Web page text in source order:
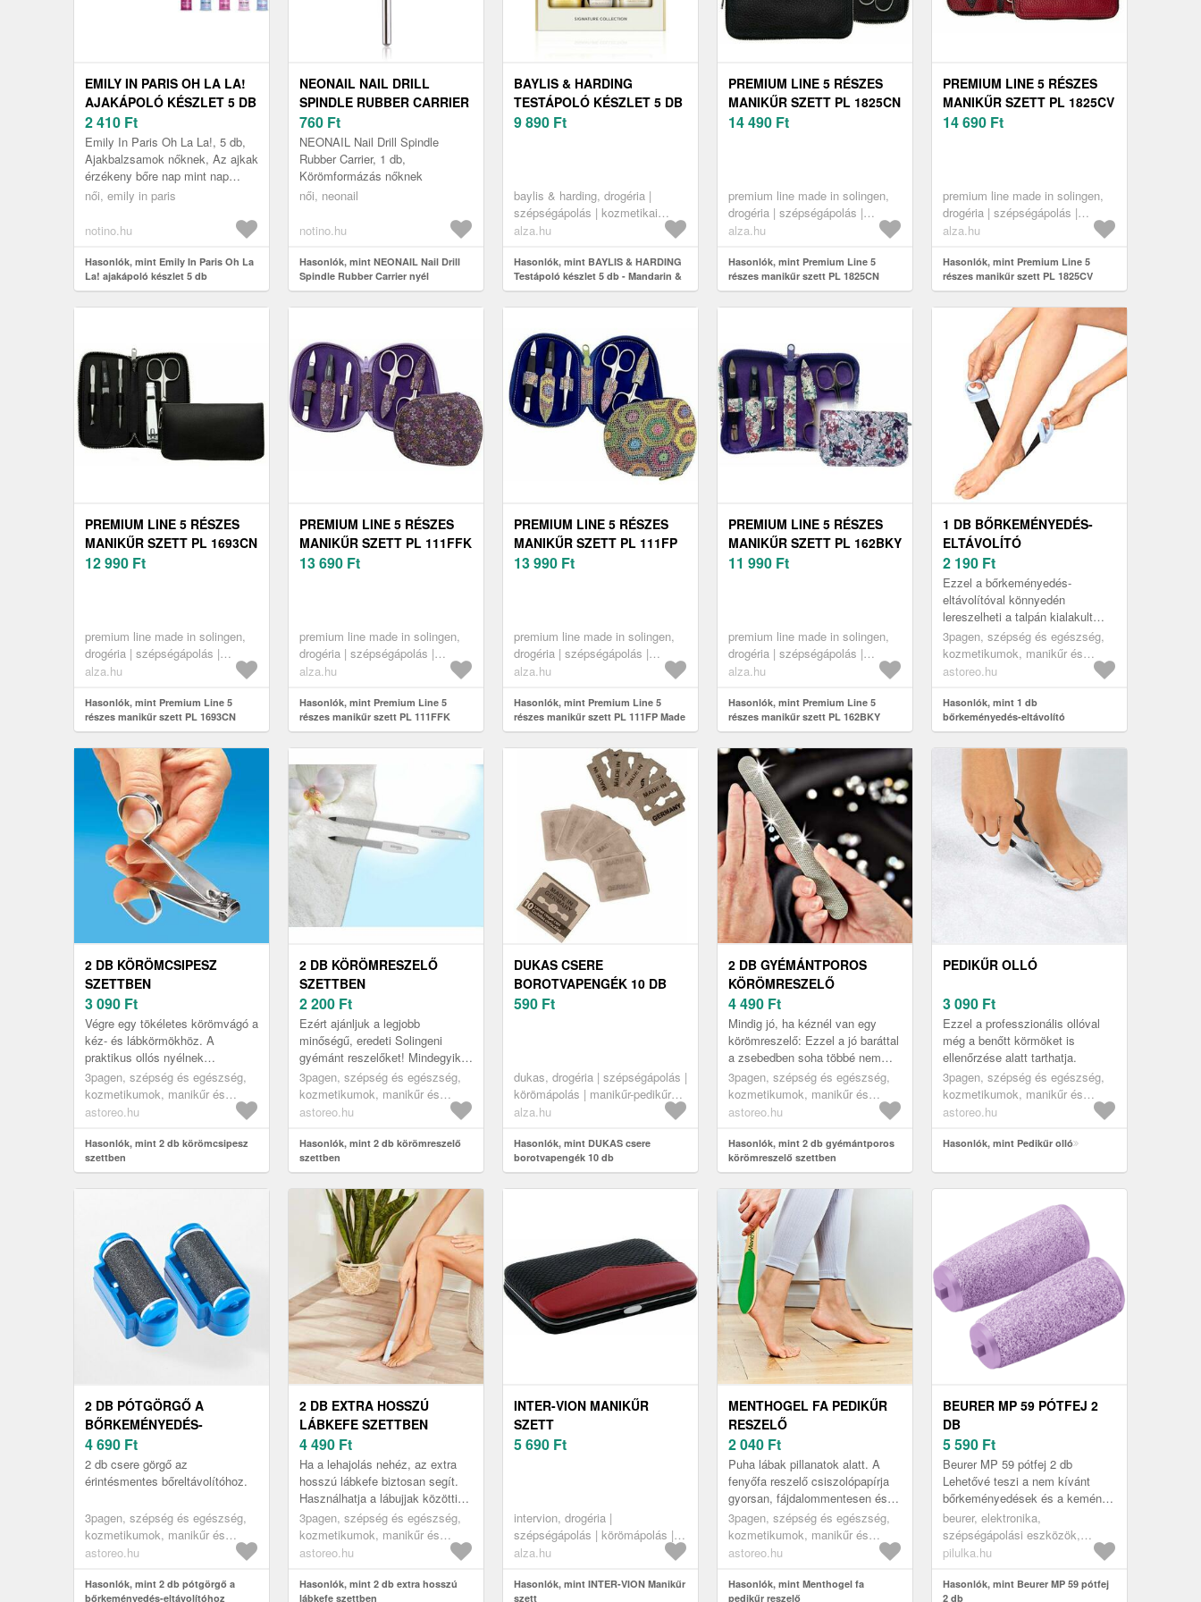
EMILY IN PARIS OH LA LA!
AJAKÁPOLÓ KÉSZLET 5 DB
2 410 Ft
Emily In Paris Oh La La!, 5 db,
Ajakbalzsamok nőknek, Az ajkak
érzékeny bőre nap mint nap
különféle igénybevételnek van
női, emily in paris
notino.hu
Hasonlók, mint Emily In Paris Oh La
La! ajakápoló készlet 5 db
NEONAIL NAIL DRILL
SPINDLE RUBBER CARRIER
NYÉL KÖRÖMCSISZOLÓ
GÉPHEZ MÉRET 10 MM 1 DB
760 Ft
NEONAIL Nail Drill Spindle
Rubber Carrier, 1 db,
Körömformázás nőknek
női, neonail
notino.hu
Hasonlók, mint NEONAIL Nail Drill
Spindle Rubber Carrier nyél
körömcsiszoló géphez méret 10 mm
1 db
BAYLIS & HARDING
TESTÁPOLÓ KÉSZLET 5 DB
- MANDARIN & GRAPEFRUIT
9 890 Ft
baylis & harding, drogéria |
szépségápolás | kozmetikai
szettek
alza.hu
Hasonlók, mint BAYLIS & HARDING
Testápoló készlet 5 db - Mandarin &
grapefruit
PREMIUM LINE 5 RÉSZES
MANIKŰR SZETT PL 1825CN
MADE IN SOLINGEN
14 490 Ft
premium line made in solingen,
drogéria | szépségápolás |
körömápolás | manikűr-pedikűr
alza.hu
Hasonlók, mint Premium Line 5
részes manikűr szett PL 1825CN
Made in Solingen
PREMIUM LINE 5 RÉSZES
MANIKŰR SZETT PL 1825CV
MADE IN SOLINGEN
14 690 Ft
premium line made in solingen,
drogéria | szépségápolás |
körömápolás | manikűr-pedikűr
alza.hu
Hasonlók, mint Premium Line 5
részes manikűr szett PL 1825CV
Made in Solingen
PREMIUM LINE 5 RÉSZES
MANIKŰR SZETT PL 1693CN
MADE IN SOLINGEN
12 990 Ft
premium line made in solingen,
drogéria | szépségápolás |
körömápolás | manikűr-pedikűr
alza.hu
Hasonlók, mint Premium Line 5
részes manikűr szett PL 1693CN
Made in Solingen
PREMIUM LINE 5 RÉSZES
MANIKŰR SZETT PL 111FFK
MADE IN SOLINGEN
13 690 Ft
premium line made in solingen,
drogéria | szépségápolás |
körömápolás | manikűr-pedikűr
alza.hu
Hasonlók, mint Premium Line 5
részes manikűr szett PL 111FFK
Made in Solingen
PREMIUM LINE 5 RÉSZES
MANIKŰR SZETT PL 111FP
MADE IN SOLINGEN
13 990 Ft
premium line made in solingen,
drogéria | szépségápolás |
körömápolás | manikűr-pedikűr
alza.hu
Hasonlók, mint Premium Line 5
részes manikűr szett PL 111FP Made
in Solingen
PREMIUM LINE 5 RÉSZES
MANIKŰR SZETT PL 162BKY
MADE IN SOLINGEN
11 990 Ft
premium line made in solingen,
drogéria | szépségápolás |
körömápolás | manikűr-pedikűr
alza.hu
Hasonlók, mint Premium Line 5
részes manikűr szett PL 162BKY
Made in Solingen
1 DB BŐRKEMÉNYEDÉS-
ELTÁVOLÍTÓ
2 190 Ft
Ezzel a bőrkeményedés-
eltávolítóval könnyedén
lereszelheti a talpán kialakult
bőrkeményedéseket. Erőfeszítés
nélkül, fárasztó hajlongás és
ficamok ...
3pagen, szépség és egészség,
kozmetikumok, manikűr és
pedikűr
astoreo.hu
Hasonlók, mint 1 db
bőrkeményedés-eltávolító
2 DB KÖRÖMCSIPESZ
SZETTBEN
3 090 Ft
Végre egy tökéletes körömvágó a
kéz- és lábkörmökhöz. A
praktikus ollós nyélnek
köszönhetően könnyen kézben
tartható, anélkül, hogy
elcsúszna. A re...
3pagen, szépség és egészség,
kozmetikumok, manikűr és
pedikűr
astoreo.hu
Hasonlók, mint 2 db körömcsipesz
szettben
2 DB KÖRÖMRESZELŐ
SZETTBEN
2 200 Ft
Ezért ajánljuk a legjobb
minőségű, eredeti Solingeni
gyémánt reszelőket! Mindegyik
finom + durva szemcsés.
3pagen, szépség és egészség,
kozmetikumok, manikűr és
pedikűr
astoreo.hu
Hasonlók, mint 2 db körömreszelő
szettben
DUKAS CSERE
BOROTVAPENGÉK 10 DB
590 Ft
dukas, drogéria | szépségápolás |
körömápolás | manikűr-pedikűr
készletek
alza.hu
Hasonlók, mint DUKAS csere
borotvapengék 10 db
2 DB GYÉMÁNTPOROS
KÖRÖMRESZELŐ
SZETTBEN
4 490 Ft
Mindig jó, ha kéznél van egy
körömreszelő: Ezzel a jó baráttal
a zsebedben soha többé nem
lesz szükséged másikra! Valódi
gyémántpor részecskékkel b...
3pagen, szépség és egészség,
kozmetikumok, manikűr és
pedikűr
astoreo.hu
Hasonlók, mint 2 db gyémántporos
körömreszelő szettben
PEDIKŰR OLLÓ
3 090 Ft
Ezzel a professzionális ollóval
még a benőtt körmöket is
ellenőrzése alatt tarthatja.
3pagen, szépség és egészség,
kozmetikumok, manikűr és
pedikűr
astoreo.hu
Hasonlók, mint Pedikűr olló
2 DB PÓTGÖRGŐ A
BŐRKEMÉNYEDÉS-
ELTÁVOLÍTÓHOZ
4 690 Ft
2 db csere görgő az
érintésmentes bőreltávolítóhoz.
3pagen, szépség és egészség,
kozmetikumok, manikűr és
pedikűr
astoreo.hu
Hasonlók, mint 2 db pótgörgő a
bőrkeményedés-eltávolítóhoz
2 DB EXTRA HOSSZÚ
LÁBKEFE SZETTBEN
4 490 Ft
Ha a lehajolás nehéz, az extra
hosszú lábkefe biztosan segít.
Használhatja a lábujjak közötti
terek könnyed megtisztítására és
a lábgombásodás alap...
3pagen, szépség és egészség,
kozmetikumok, manikűr és
pedikűr
astoreo.hu
Hasonlók, mint 2 db extra hosszú
lábkefe szettben
INTER-VION MANIKŰR
SZETT
5 690 Ft
intervion, drogéria |
szépségápolás | körömápolás |
manikűr-pedikűr készletek
alza.hu
Hasonlók, mint INTER-VION Manikűr
szett
MENTHOGEL FA PEDIKŰR
RESZELŐ
2 040 Ft
Puha lábak pillanatok alatt. A
fenyőfa reszelő csiszolópapírja
gyorsan, fájdalommentesen és
kíméletesebben távolítja el a
durva bőrkeményedéseket é...
3pagen, szépség és egészség,
kozmetikumok, manikűr és
pedikűr
astoreo.hu
Hasonlók, mint Menthogel fa
pedikűr reszelő
BEURER MP 59 PÓTFEJ 2
DB
5 590 Ft
Beurer MP 59 pótfej 2 db
Lehetővé teszi a nem kívánt
bőrkeményedések és a kemény
vagy érdes bőr egyszerű
eltávolítását a talpról.
beurer, elektronika,
szépségápolási eszközök,
testápoló eszközök, manikűr-
pilulka.hu
Hasonlók, mint Beurer MP 59 pótfej
2 db